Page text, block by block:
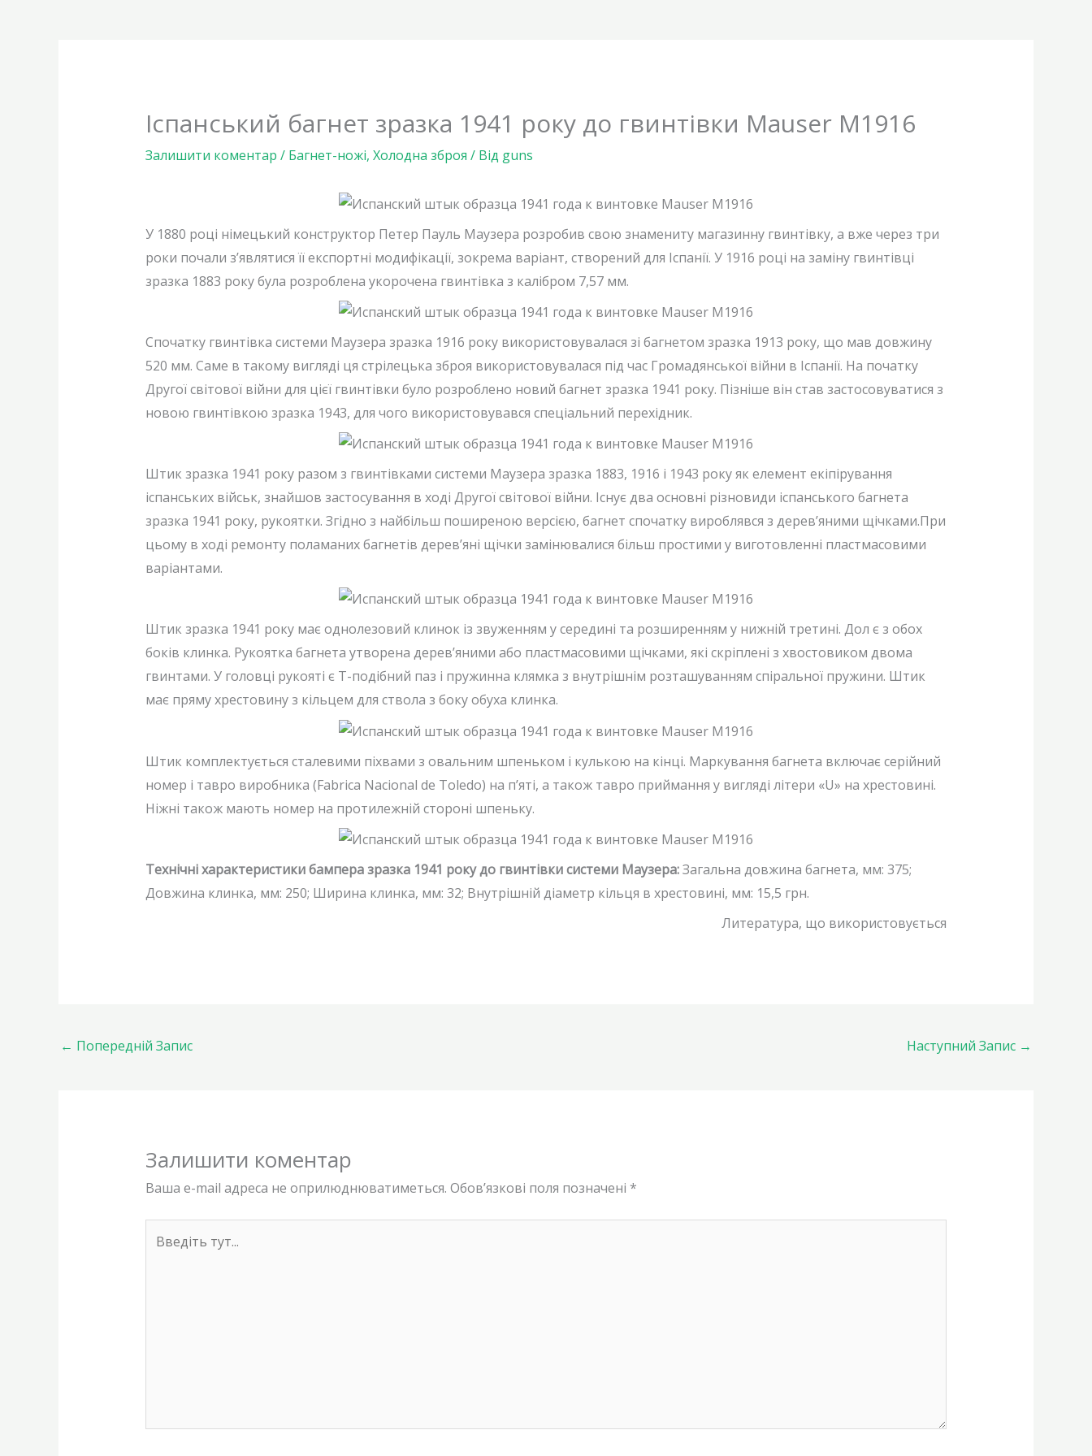
Іспанський багнет зразка 1941 року до гвинтівки Mauser M1916
Залишити коментар / Багнет-ножі, Холодна зброя / Від guns
У 1880 році німецький конструктор Петер Пауль Маузера розробив свою знамениту магазинну гвинтівку, а вже через три
роки почали з’являтися її експортні модифікації, зокрема варіант, створений для Іспанії. У 1916 році на заміну гвинтівці
зразка 1883 року була розроблена укорочена гвинтівка з калібром 7,57 мм.
Спочатку гвинтівка системи Маузера зразка 1916 року використовувалася зі багнетом зразка 1913 року, що мав довжину
520 мм. Саме в такому вигляді ця стрілецька зброя використовувалася під час Громадянської війни в Іспанії. На початку
Другої світової війни для цієї гвинтівки було розроблено новий багнет зразка 1941 року. Пізніше він став застосовуватися з
новою гвинтівкою зразка 1943, для чого використовувався спеціальний перехідник.
Штик зразка 1941 року разом з гвинтівками системи Маузера зразка 1883, 1916 і 1943 року як елемент екіпірування
іспанських військ, знайшов застосування в ході Другої світової війни. Існує два основні різновиди іспанського багнета
зразка 1941 року, рукоятки. Згідно з найбільш поширеною версією, багнет спочатку вироблявся з дерев’яними щічками.При
цьому в ході ремонту поламаних багнетів дерев’яні щічки замінювалися більш простими у виготовленні пластмасовими
варіантами.
Штик зразка 1941 року має однолезовий клинок із звуженням у середині та розширенням у нижній третині. Дол є з обох
боків клинка. Рукоятка багнета утворена дерев’яними або пластмасовими щічками, які скріплені з хвостовиком двома
гвинтами. У головці рукояті є Т-подібний паз і пружинна клямка з внутрішнім розташуванням спіральної пружини. Штик
має пряму хрестовину з кільцем для ствола з боку обуха клинка.
Штик комплектується сталевими піхвами з овальним шпеньком і кулькою на кінці. Маркування багнета включає серійний
номер і тавро виробника (Fabrica Nacional de Toledo) на п’яті, а також тавро приймання у вигляді літери «U» на хрестовині.
Ніжні також мають номер на протилежній стороні шпеньку.
Технічні характеристики бампера зразка 1941 року до гвинтівки системи Маузера:Загальна довжина багнета, мм: 375;
Довжина клинка, мм: 250; Ширина клинка, мм: 32; Внутрішній діаметр кільця в хрестовині, мм: 15,5 грн.
Литература, що використовується
← Попередній Запис Наступний Запис →
Залишити коментар
Ваша e-mail адреса не оприлюднюватиметься. Обов’язкові поля позначені *